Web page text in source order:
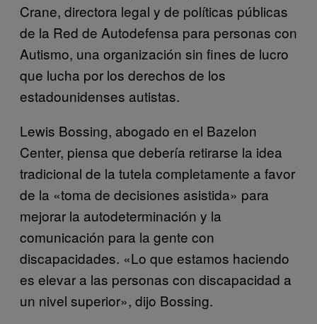
Crane, directora legal y de políticas públicas
de la Red de Autodefensa para personas con
Autismo, una organización sin fines de lucro
que lucha por los derechos de los
estadounidenses autistas.
Lewis Bossing, abogado en el Bazelon
Center, piensa que debería retirarse la idea
tradicional de la tutela completamente a favor
de la «toma de decisiones asistida» para
mejorar la autodeterminación y la
comunicación para la gente con
discapacidades. «Lo que estamos haciendo
es elevar a las personas con discapacidad a
un nivel superior», dijo Bossing.